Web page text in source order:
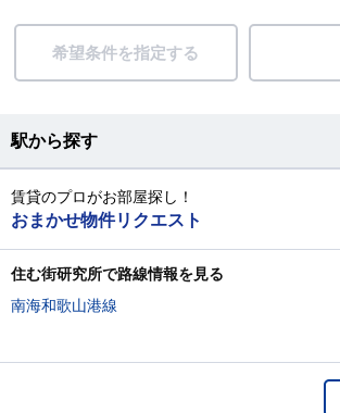
希望条件を指定する
駅から探す
賃貸のプロがお部屋探し！
おまかせ物件リクエスト
住む街研究所で路線情報を見る
南海和歌山港線